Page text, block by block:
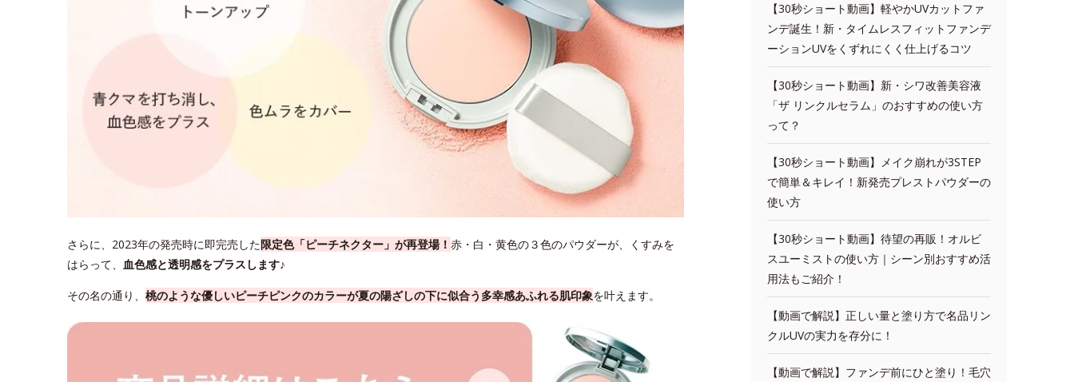
さらに、2023年の発売時に即完売した限定色「ピーチネクター」が再登場！ 赤・白・黄色の３色のパウダーが、くすみを
はらって、 血色感と透明感をプラスします♪
その名の通り、 桃のような優しいピーチピンクのカラーが夏の陽ざしの下に似合う多幸感あふれる肌印象を叶えます。
【30秒ショート動画】軽やかUVカットファ
ンデ誕生！新・タイムレスフィットファンデ
ーションUVをくずれにくく仕上げるコツ
【30秒ショート動画】新・シワ改善美容液
「ザ リンクルセラム」のおすすめの使い方
って？
【30秒ショート動画】メイク崩れが3STEP
で簡単＆キレイ！新発売プレストパウダーの
使い方
【30秒ショート動画】待望の再販！オルビ
スユーミストの使い方｜シーン別おすすめ活
用法もご紹介！
【動画で解説】正しい量と塗り方で名品リン
クルUVの実力を存分に！
【動画で解説】ファンデ前にひと塗り！毛穴